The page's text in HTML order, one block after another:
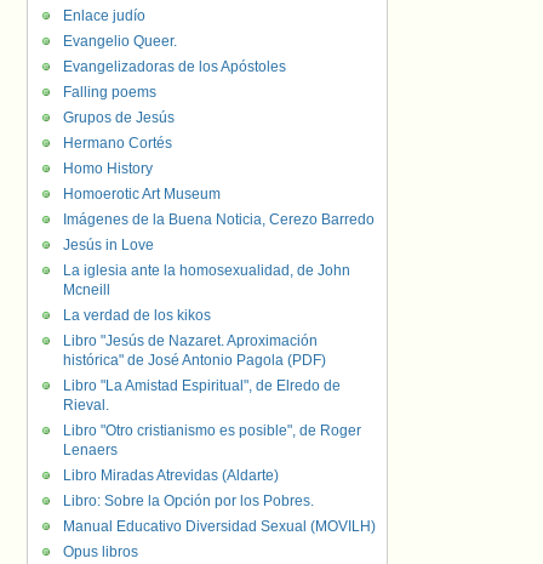
Enlace judío
Evangelio Queer.
Evangelizadoras de los Apóstoles
Falling poems
Grupos de Jesús
Hermano Cortés
Homo History
Homoerotic Art Museum
Imágenes de la Buena Noticia, Cerezo Barredo
Jesús in Love
La iglesia ante la homosexualidad, de John
Mcneill
La verdad de los kikos
Libro "Jesús de Nazaret. Aproximación
histórica" de José Antonio Pagola (PDF)
Libro "La Amistad Espiritual", de Elredo de
Rieval.
Libro "Otro cristianismo es posible", de Roger
Lenaers
Libro Miradas Atrevidas (Aldarte)
Libro: Sobre la Opción por los Pobres.
Manual Educativo Diversidad Sexual (MOVILH)
Opus libros